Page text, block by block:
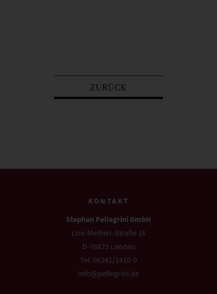
ZURÜCK
KONTAKT
Stephan Pellegrini GmbH
Lise-Meitner-Straße 16
D-76829 Landau
Tel. 06341/1410-0
info@pellegrini.de